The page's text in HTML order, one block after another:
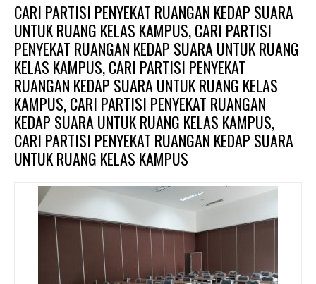
CARI PARTISI PENYEKAT RUANGAN KEDAP SUARA
UNTUK RUANG KELAS KAMPUS, CARI PARTISI
PENYEKAT RUANGAN KEDAP SUARA UNTUK RUANG
KELAS KAMPUS, CARI PARTISI PENYEKAT
RUANGAN KEDAP SUARA UNTUK RUANG KELAS
KAMPUS, CARI PARTISI PENYEKAT RUANGAN
KEDAP SUARA UNTUK RUANG KELAS KAMPUS,
CARI PARTISI PENYEKAT RUANGAN KEDAP SUARA
UNTUK RUANG KELAS KAMPUS